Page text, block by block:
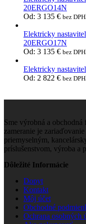
20ERGO14N
Od: 3 135 € bez DPH
Elektricky
20ERGO17N
Od: 3 135 € bez DPH
Elektricky
Od: 2 822 € bez DPH
Sme výrobná a
zameranie je
priemyselným,
príslušenstvom, výroba a
Dôležité Informácie
Dopyt
Kontakt
Môj účet
Obchodné
Ochrana osobných